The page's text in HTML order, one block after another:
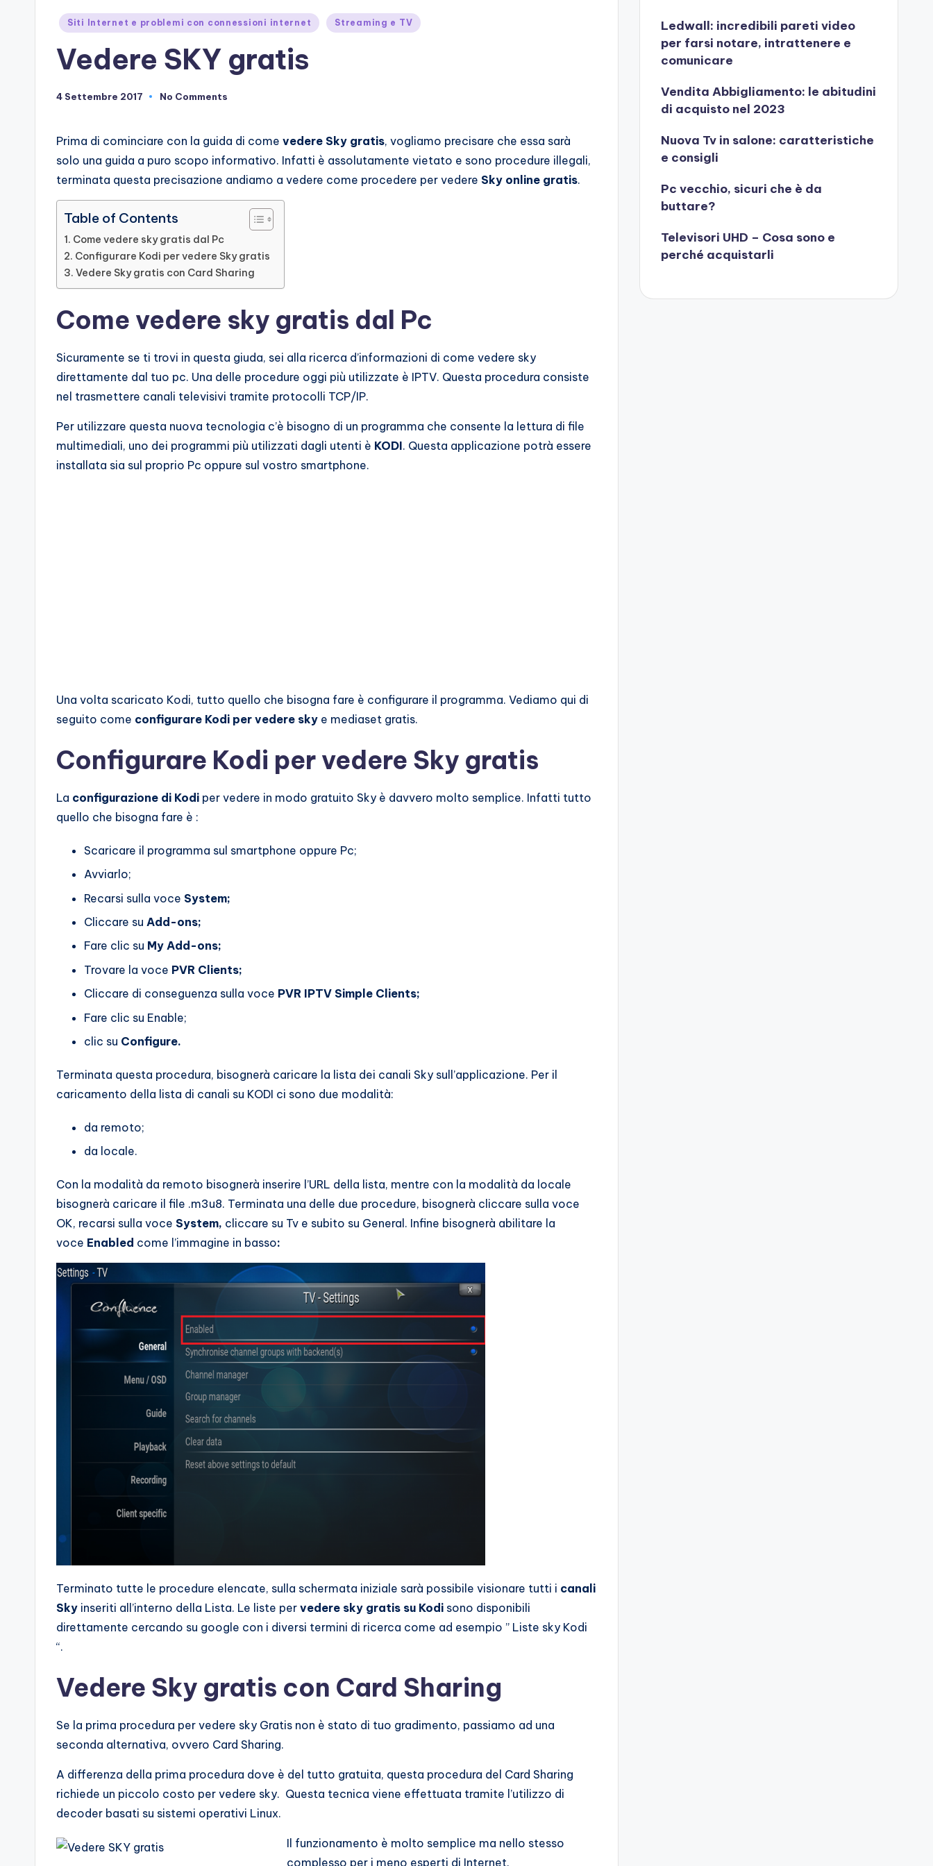
Posted
Siti Internet e problemi con connessioni internet Streaming e TV
Vedere SKY gratis
4 Settembre 2017 No Comments
Prima di cominciare con la guida di come vedere Sky gratis, vogliamo precisare che essa sarà
solo una guida a puro scopo informativo. Infatti è assolutamente vietato e sono procedure illegali,
terminata questa precisazione andiamo a vedere come procedere per vedere Sky online gratis.
Table of Contents
Come vedere sky gratis dal Pc
Configurare Kodi per vedere Sky gratis
Vedere Sky gratis con Card Sharing
Come vedere sky gratis dal Pc
Sicuramente se ti trovi in questa giuda, sei alla ricerca d’informazioni di come vedere sky
direttamente dal tuo pc. Una delle procedure oggi più utilizzate è IPTV. Questa procedura consiste
nel trasmettere canali televisivi tramite protocolli TCP/IP.
Per utilizzare questa nuova tecnologia c’è bisogno di un programma che consente la lettura di file
multimediali, uno dei programmi più utilizzati dagli utenti è KODI. Questa applicazione potrà essere
installata sia sul proprio Pc oppure sul vostro smartphone.
Una volta scaricato Kodi, tutto quello che bisogna fare è configurare il programma. Vediamo qui di
seguito come configurare Kodi per vedere sky e mediaset gratis.
Configurare Kodi per vedere Sky gratis
La configurazione di Kodi per vedere in modo gratuito Sky è davvero molto semplice. Infatti tutto
quello che bisogna fare è :
Scaricare il programma sul smartphone oppure Pc;
Avviarlo;
Recarsi sulla voce System;
Cliccare su Add-ons;
Fare clic su My Add-ons;
Trovare la voce PVR Clients;
Cliccare di conseguenza sulla voce PVR IPTV Simple Clients;
Fare clic su Enable;
clic su Configure.
Terminata questa procedura, bisognerà caricare la lista dei canali Sky sull’applicazione. Per il
caricamento della lista di canali su KODI ci sono due modalità:
da remoto;
da locale.
Con la modalità da remoto bisognerà inserire l’URL della lista, mentre con la modalità da locale
bisognerà caricare il file .m3u8. Terminata una delle due procedure, bisognerà cliccare sulla voce
OK, recarsi sulla voce System, cliccare su Tv e subito su General. Infine bisognerà abilitare la
voce Enabled come l’immagine in basso:
Terminato tutte le procedure elencate, sulla schermata iniziale sarà possibile visionare tutti i canali
Sky inseriti all’interno della Lista. Le liste per vedere sky gratis su Kodi sono disponibili
direttamente cercando su google con i diversi termini di ricerca come ad esempio ” Liste sky Kodi
“.
Vedere Sky gratis con Card Sharing
Se la prima procedura per vedere sky Gratis non è stato di tuo gradimento, passiamo ad una
seconda alternativa, ovvero Card Sharing.
A differenza della prima procedura dove è del tutto gratuita, questa procedura del Card Sharing
richiede un piccolo costo per vedere sky. Questa tecnica viene effettuata tramite l’utilizzo di
decoder basati su sistemi operativi Linux.
Il funzionamento è molto semplice ma nello stesso
complesso per i meno esperti di Internet.
Ledwall: incredibili pareti video
per farsi notare, intrattenere e
comunicare
Vendita Abbigliamento: le abitudini
di acquisto nel 2023
Nuova Tv in salone: caratteristiche
e consigli
Pc vecchio, sicuri che è da
buttare?
Televisori UHD – Cosa sono e
perché acquistarli